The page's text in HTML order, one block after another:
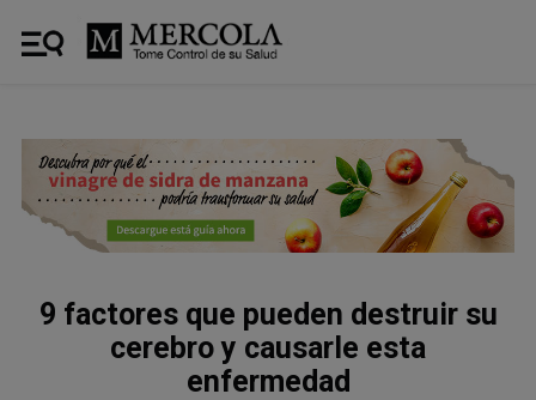
9 factores que pueden destruir su
cerebro y causarle esta
enfermedad